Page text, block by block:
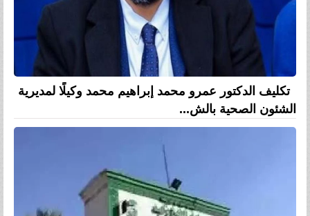
تكليف الدكتور عمرو محمد إبراهيم محمد وكيلًا لمديرية
الشئون الصحية بالش...